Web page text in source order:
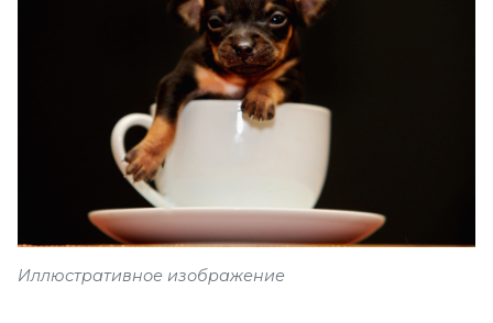
Иллюстративное изображение